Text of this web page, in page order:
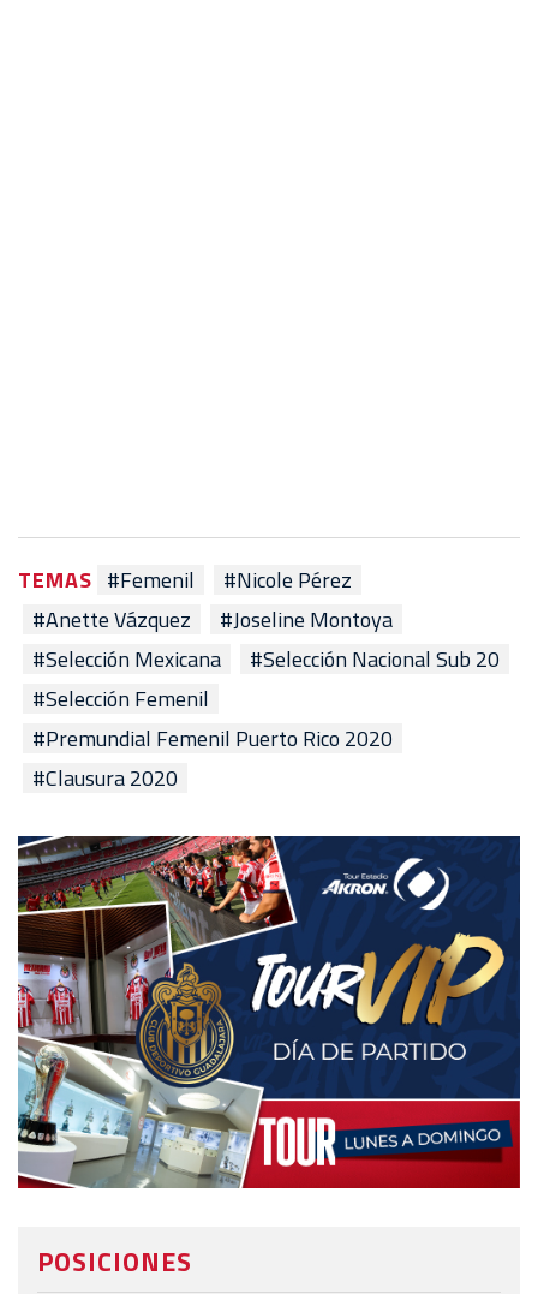
TEMAS #Femenil
#Nicole Pérez
#Anette Vázquez
#Joseline Montoya
#Selección Mexicana
#Selección Nacional Sub 20
#Selección Femenil
#Premundial Femenil Puerto Rico 2020
#Clausura 2020
POSICIONES